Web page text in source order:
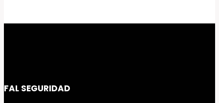
FAL SEGURIDAD